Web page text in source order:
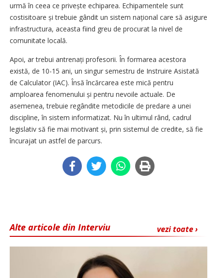
urmă în ceea ce privește echiparea. Echipamentele sunt
costisitoare și trebuie gândit un sistem național care să asigure
infrastructura, aceasta fiind greu de procurat la nivel de
comunitate locală.
Apoi, ar trebui antrenați profesorii. În formarea acestora
există, de 10-15 ani, un singur semestru de Instruire Asistată
de Calculator (IAC). Însă încărcarea este mică pentru
amploarea fenomenului și pentru nevoile actuale. De
asemenea, trebuie regândite metodicile de predare a unei
discipline, în sistem informatizat. Nu în ultimul rând, cadrul
legislativ să fie mai motivant și, prin sistemul de credite, să fie
încurajat un astfel de parcurs.
vezi toate ›
Alte articole din Interviu